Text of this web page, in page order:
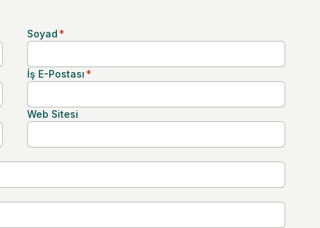
Soyad *
İş E-Postası *
Web Sitesi